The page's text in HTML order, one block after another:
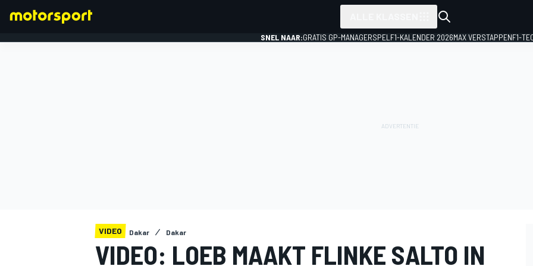
SNEL NAAR:GRATIS GP-MANAGERSPEL F1-KALENDER 2026MAX VERSTAPPENF1-
VIDEO Dakar Dakar
VIDEO: LOEB MAAKT FLINKE SALTO IN